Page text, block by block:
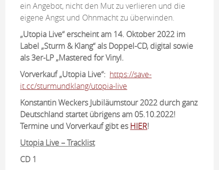
ein Angebot, nicht den Mut zu verlieren und die
eigene Angst und Ohnmacht zu überwinden.
„Utopia Live“ erscheint am 14. Oktober 2022 im
Label „Sturm & Klang“ als Doppel-CD, digital sowie
als 3er-LP „Mastered for Vinyl.
Vorverkauf „Utopia Live“: https://save-
it.cc/sturmundklang/utopia-live
Konstantin Weckers Jubiläumstour 2022 durch ganz
Deutschland startet übrigens am 05.10.2022!
Termine und Vorverkauf gibt esHIER!
Utopia Live – Tracklist
CD 1